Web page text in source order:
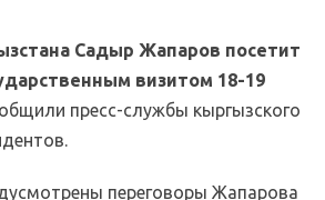
Садыр Жапаров посетит
визитом 18-19
пресс-службы кыргызского
переговоры Жапарова